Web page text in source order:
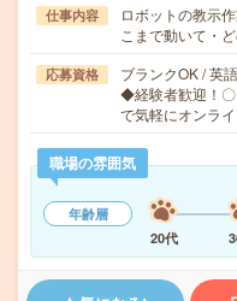
仕事内容
ロボットの教示
こまで動いて・
応募資格
ブランクOK / 英
◆経験者歓迎！〇
で気軽にオンラ
職場の雰囲気
年齢層
20代